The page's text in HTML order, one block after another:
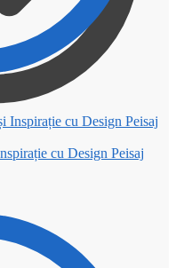
cu Design Peisaj